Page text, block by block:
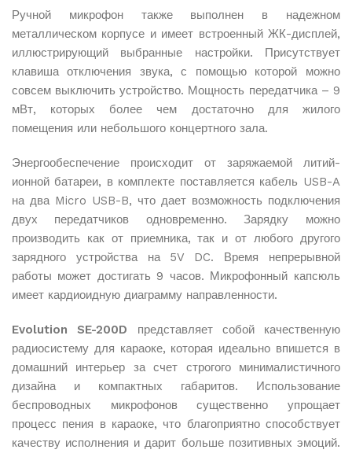
Ручной микрофон также выполнен в надежном
металлическом корпусе и имеет встроенный ЖК-дисплей,
иллюстрирующий выбранные настройки. Присутствует
клавиша отключения звука, с помощью которой можно
совсем выключить устройство. Мощность передатчика – 9
мВт, которых более чем достаточно для жилого
помещения или небольшого концертного зала.
Энергообеспечение происходит от заряжаемой литий-
ионной батареи, в комплекте поставляется кабель USB-A
на два Micro USB-B, что дает возможность подключения
двух передатчиков одновременно. Зарядку можно
производить как от приемника, так и от любого другого
зарядного устройства на 5V DC. Время непрерывной
работы может достигать 9 часов. Микрофонный капсюль
имеет кардиоидную диаграмму направленности.
Evolution SE-200D представляет собой качественную
радиосистему для караоке, которая идеально впишется в
домашний интерьер за счет строгого минималистичного
дизайна и компактных габаритов. Использование
беспроводных микрофонов существенно упрощает
процесс пения в караоке, что благоприятно способствует
качеству исполнения и дарит больше позитивных эмоций.